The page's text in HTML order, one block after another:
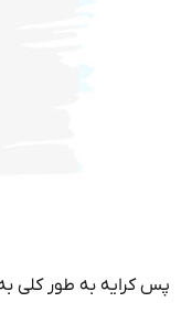
پس کرایه به طور کلی